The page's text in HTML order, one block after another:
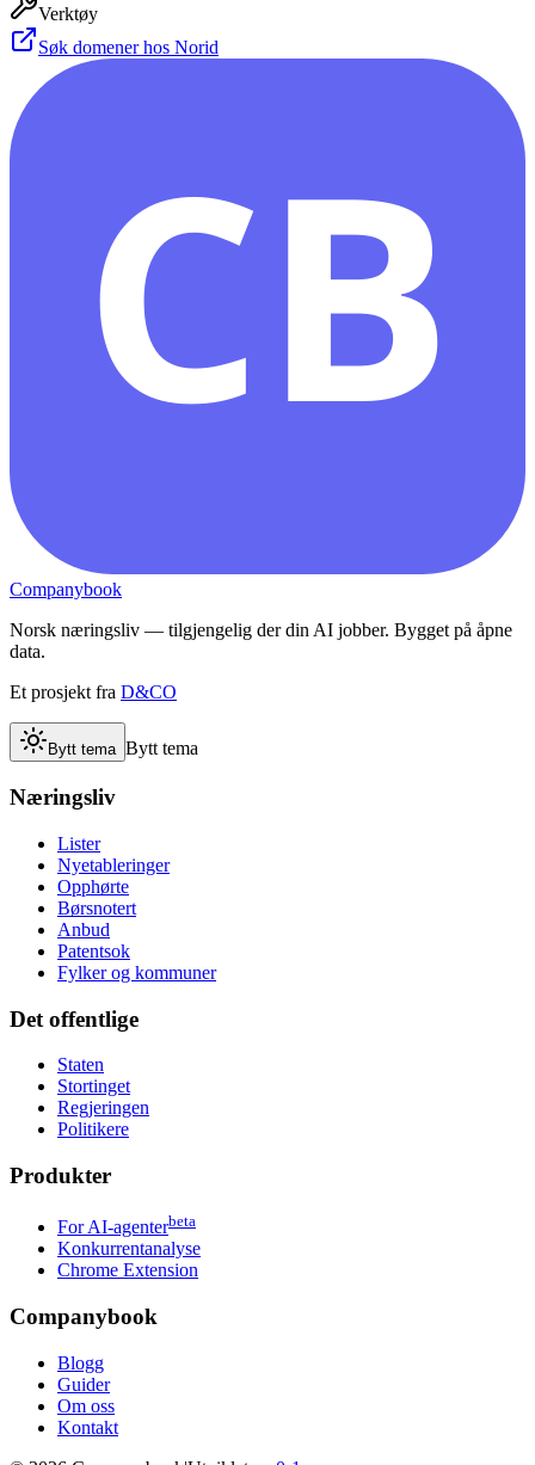
Verktøy
Søk domener hos Norid
CB
Companybook
Norsk næringsliv — tilgjengelig der din AI jobber. Bygget på åpne
data.
Et prosjekt fra D&CO
Bytt tema Bytt tema
Næringsliv
Lister
Nyetableringer
Opphørte
Børsnotert
Anbud
Patentsok
Fylker og kommuner
Det offentlige
Staten
Stortinget
Regjeringen
Politikere
Produkter
For AI-agenterbeta
Konkurrentanalyse
Chrome Extension
Companybook
Blogg
Guider
Om oss
Kontakt